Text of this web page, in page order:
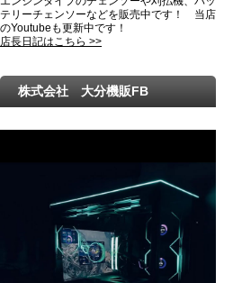
テリーチェンソーなどを販売中です！ 当店
のYoutubeも更新中です！
店長日記はこちら >>
株式会社 大分機販FB